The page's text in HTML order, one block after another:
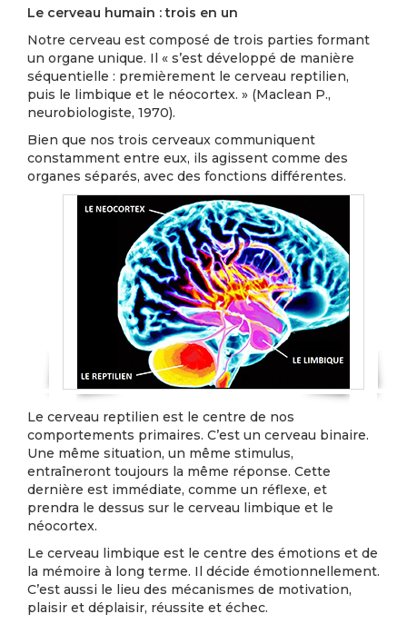
Le cerveau humain : trois en un
Notre cerveau est composé de trois parties formant
un organe unique. Il « s’est développé de manière
séquentielle : premièrement le cerveau reptilien,
puis le limbique et le néocortex. » (Maclean P.,
neurobiologiste, 1970).
Bien que nos trois cerveaux communiquent
constamment entre eux, ils agissent comme des
organes séparés, avec des fonctions différentes.
Le cerveau reptilien est le centre de nos
comportements primaires. C’est un cerveau binaire.
Une même situation, un même stimulus,
entraîneront toujours la même réponse. Cette
dernière est immédiate, comme un réflexe, et
prendra le dessus sur le cerveau limbique et le
néocortex.
Le cerveau limbique est le centre des émotions et de
la mémoire à long terme. Il décide émotionnellement.
C’est aussi le lieu des mécanismes de motivation,
plaisir et déplaisir, réussite et échec.